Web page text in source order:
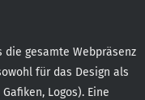
gesamte Webpräsenz
für das Design als
Logos). Eine